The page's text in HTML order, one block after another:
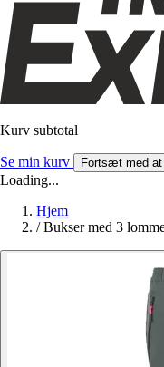
Kurv subtotal
Se min kurv Fortsæt med at
Loading...
Hjem
/ Bukser med 3